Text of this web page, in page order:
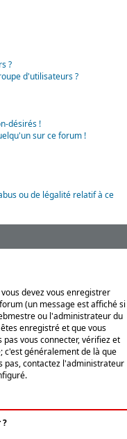
?
d'utilisateurs ?
désirés !
sur ce forum !
ou de légalité relatif à ce
devez vous enregistrer
(un message est affiché si
ou l'administrateur du
enregistré et que vous
vous connecter, vérifiez et
c'est généralement de là que
pas, contactez l'administrateur